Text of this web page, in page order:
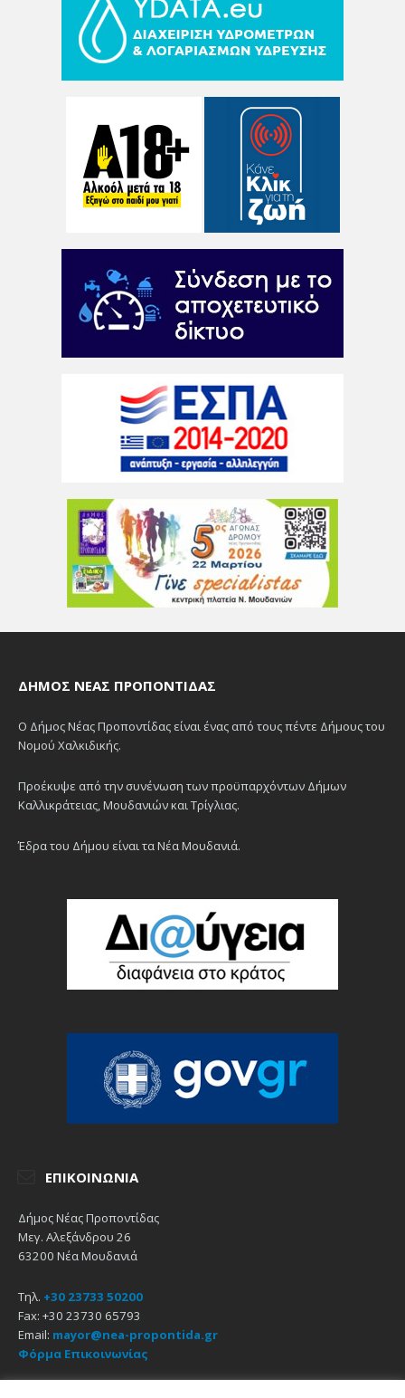
ΔΉΜΟΣ ΝΈΑΣ ΠΡΟΠΟΝΤΊΔΑΣ
Ο Δήμος Νέας Προποντίδας είναι ένας από τους πέντε Δήμους του
Νομού Χαλκιδικής.
Προέκυψε από την συνένωση των προϋπαρχόντων Δήμων
Καλλικράτειας, Μουδανιών και Τρίγλιας.
Έδρα του Δήμου είναι τα Νέα Μουδανιά.
ΕΠΙΚΟΙΝΩΝΊΑ
Δήμος Νέας Προποντίδας
Μεγ. Αλεξάνδρου 26
63200 Νέα Μουδανιά
Τηλ. +30 23733 50200
Fax: +30 23730 65793
Email: mayor@nea-propontida.gr
Φόρμα Επικοινωνίας